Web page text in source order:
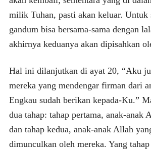
milik Tuhan, pasti akan keluar. Untuk
gandum bisa bersama-sama dengan
akhirnya keduanya akan dipisahkan
Hal ini dilanjutkan di ayat 20, “Aku
mereka yang mendengar firman dari
Engkau sudah berikan kepada-Ku.”
dua tahap: tahap pertama, anak-anak
dan tahap kedua, anak-anak Allah
dimunculkan oleh mereka. Yang